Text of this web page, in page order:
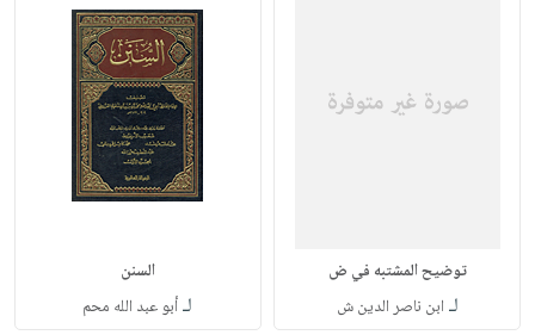
توضيح المشتبه في ض
لـ ابن ناصر الدين ش
السنن
لـأبو عبد الله محم